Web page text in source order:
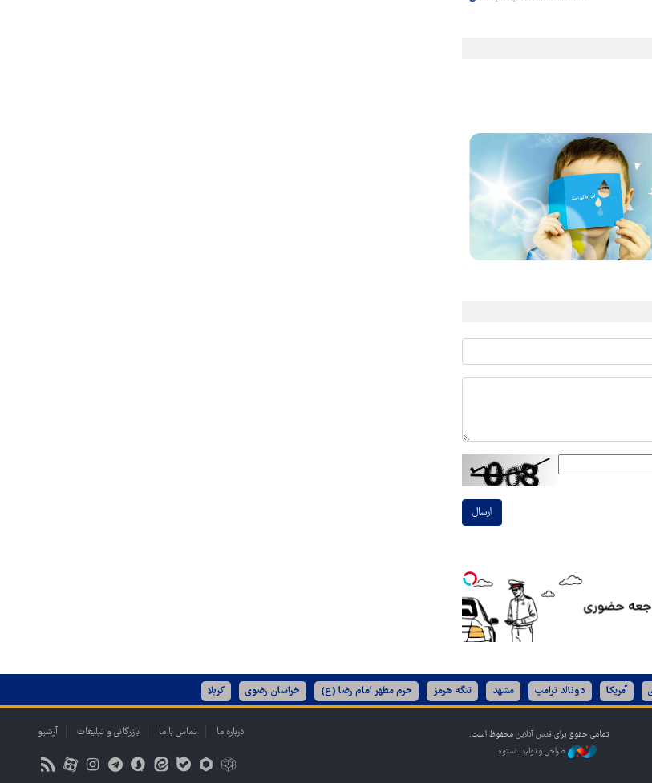
ارسال
آمریکا دونالد ترامپ مشهد تنگه هرمز حرم مطهر امام رضا (ع) خراسان رضوی کربلا
تمامی حقوق برای قدس آنلاین محفوظ است.
طراحی و تولید: نستوه
درباره ما تماس با ما بازرگانی و تبلیغات آرشیو